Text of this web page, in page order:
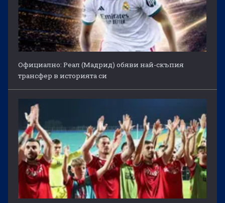
Официално: Реал (Мадрид) обяви най-скъпия
трансфер в историята си